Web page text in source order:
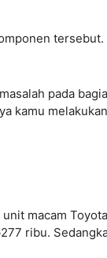
tersebut.
pada
kamu melakukan
macam Toyota
ribu.